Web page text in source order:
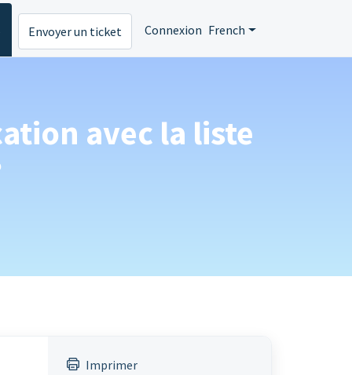
Envoyer un ticket Connexion French
avec la liste
Imprimer